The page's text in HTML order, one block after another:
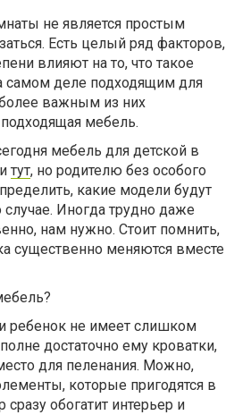
не является простым
Есть целый ряд факторов,
влияют на то, что такое
самом деле подходящим для
важным из них
мебель.
мебель для детской в
тут, но родителю без особого
какие модели будут
Иногда трудно даже
нам нужно. Стоит помнить,
существенно меняются вместе
ребенок не имеет слишком
достаточно ему кроватки,
для пеленания. Можно,
которые пригодятся в
обогатит интерьер и